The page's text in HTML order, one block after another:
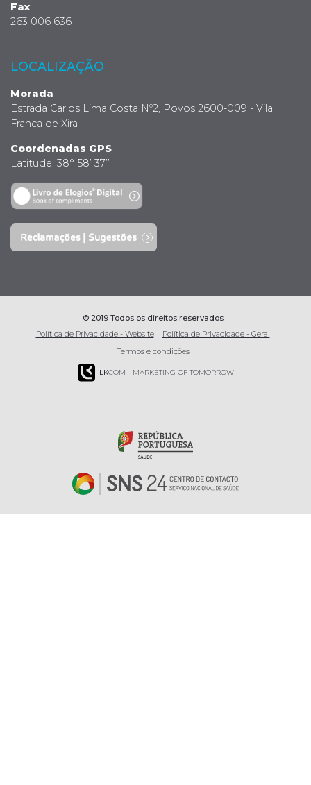
Fax
263 006 636
LOCALIZAÇÃO
Morada
Estrada Carlos Lima Costa Nº2, Povos 2600-009 - Vila
Franca de Xira
Coordenadas GPS
Latitude: 38° 58’ 37’’
© 2019 Todos os direitos reservados
Política de Privacidade - Website
Política de Privacidade - Geral
Termos e condições
LKCOM - MARKETING OF TOMORROW